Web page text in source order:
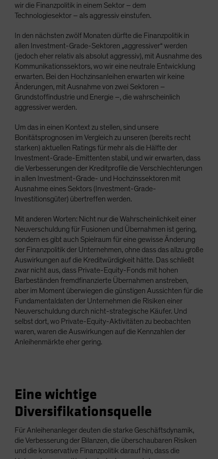
wir die Finanzpolitik in einem Sektor – dem
Technologiesektor – als aggressiv einstufen.
In den nächsten zwölf Monaten dürfte die Finanzpolitik in
allen Investment-Grade-Sektoren „aggressiver“ werden
(jedoch eher relativ als absolut aggressiv), mit Ausnahme des
Kommunikationssektors, wo wir eine neutrale Entwicklung
erwarten. Bei den Hochzinsanleihen erwarten wir keine
Änderungen, mit Ausnahme von zwei Sektoren –
Grundstoffindustrie und Energie –, die wahrscheinlich
aggressiver werden.
Um das in einen Kontext zu stellen, sind unsere
Bonitätsprognosen im Vergleich zu unseren (bereits recht
starken) aktuellen Ratings für mehr als die Hälfte der
Investment-Grade-Emittenten stabil, und wir erwarten, dass
die Verbesserungen der Kreditprofile die Verschlechterungen
in allen Investment-Grade- und Hochzinssektoren mit
Ausnahme eines Sektors (Investment-Grade-
Investitionsgüter) übertreffen werden.
Mit anderen Worten: Nicht nur die Wahrscheinlichkeit einer
Neuverschuldung für Fusionen und Übernahmen ist gering,
sondern es gibt auch Spielraum für eine gewisse Änderung
der Finanzpolitik der Unternehmen, ohne dass das allzu große
Auswirkungen auf die Kreditwürdigkeit hätte. Das schließt
zwar nicht aus, dass Private-Equity-Fonds mit hohen
Barbeständen fremdfinanzierte Übernahmen anstreben,
aber im Moment überwiegen die günstigen Aussichten für die
Fundamentaldaten der Unternehmen die Risiken einer
Neuverschuldung durch nicht-strategische Käufer. Und
selbst dort, wo Private-Equity-Aktivitäten zu beobachten
waren, waren die Auswirkungen auf die Kennzahlen der
Anleihenmärkte eher gering.
Eine wichtige
Diversifikationsquelle
Für Anleihenanleger deuten die starke Geschäftsdynamik,
die Verbesserung der Bilanzen, die überschaubaren Risiken
und die konservative Finanzpolitik darauf hin, dass die